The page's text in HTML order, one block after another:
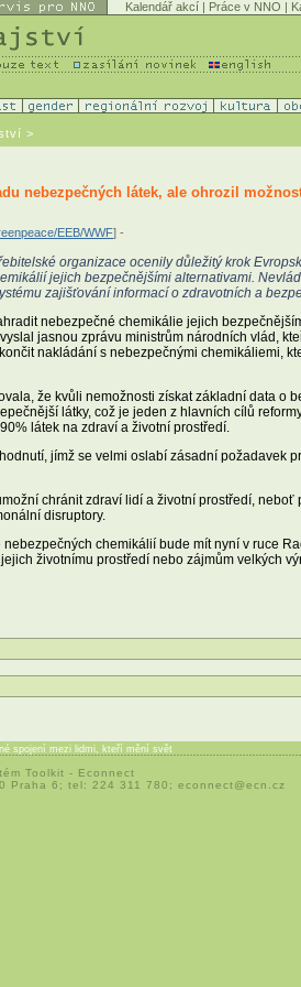
Kalendář akcí | Práce v NNO |
>
nebezpečných látek, ale ohrozil
EEB/WWF] -
organizace ocenily důležitý krok
jejich bezpečnějšími alternativami.
zajišťování informací o zdravotních a
nebezpečné chemikálie jejich
jasnou zprávu ministrům národních vlád,
nakládání s nebezpečnými chemikáliemi,
že kvůli nemožnosti získat základní data o
látky, což je jeden z hlavních cílů
látek na zdraví a životní prostředí.
jímž se velmi oslabí zásadní požadavek
chránit zdraví lidí a životní prostředí,
disruptory.
chemikálií bude mít nyní v ruce
životnímu prostředí nebo zájmům velkých
spojení mezi lidmi, kteří mění svět
Toolkit - Econnect
Praha 6; tel: 224 311 780; econnect@ecn.cz